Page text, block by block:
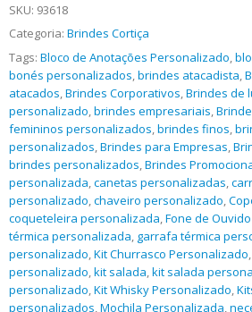
SKU: 93618
Categoria: Brindes Cortiça
Tags: Bloco de Anotações Personalizado,
bonés personalizados,brindes atacadista,
atacados,Brindes Corporativos,Brindes de
personalizado,brindes empresariais,
femininos personalizados,brindes finos,
personalizados,Brindes para Empresas,
brindes personalizados,Brindes
personalizada,canetas personalizadas,
personalizado,chaveiro personalizado,
coqueteleira personalizada,Fone de
térmica personalizada, garrafa térmica
personalizado,Kit Churrasco Personalizado,
personalizado,kit salada,kit salada
personalizado,Kit Whisky Personalizado,
personalizados,Mochila Personalizada,